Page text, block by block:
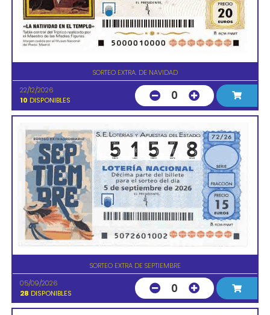
SORTEO EXTRA. DE NAVIDAD
22/12/2026
10 DISPONIBLES 0
SORTEO EXTRA DE SEPTIEMBRE
05/09/2026
28 DISPONIBLES 0